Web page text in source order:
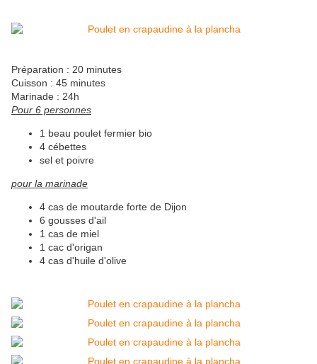
Préparation : 20 minutes
Cuisson : 45 minutes
Marinade : 24h
Pour 6 personnes
1 beau poulet fermier bio
4 cébettes
sel et poivre
pour la marinade
4 cas de moutarde forte de Dijon
6 gousses d'ail
1 cas de miel
1 cac d'origan
4 cas d'huile d'olive